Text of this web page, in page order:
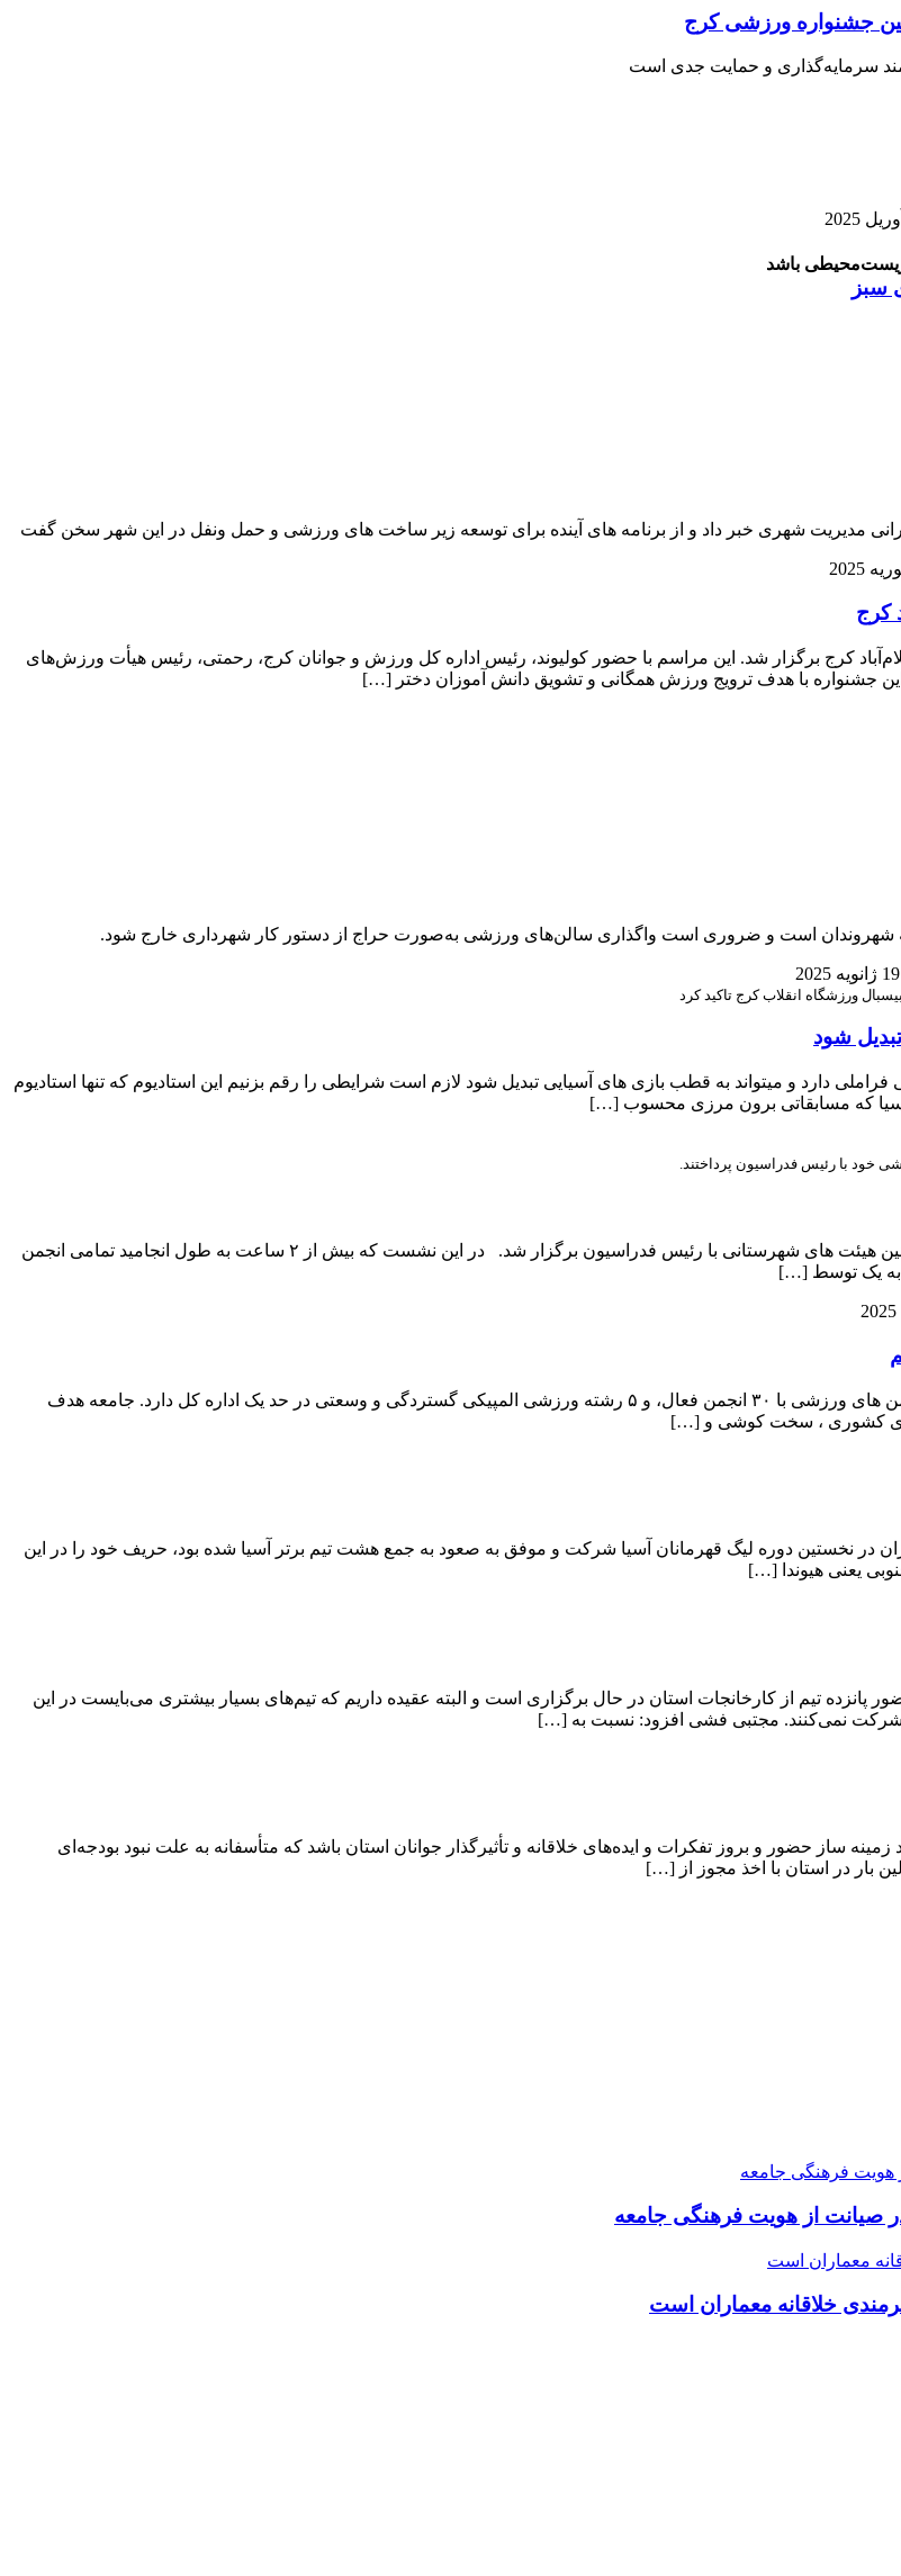
جشنواره ورزشی کرج
سرمایه‌گذاری و حمایت جدی است
زیست‌محیطی باشد
سبز
مدیریت شهری خبر داد و از برنامه های آینده برای توسعه زیر ساخت های ورزشی و حمل ونفل در این شهر سخن گفت
کرج
کرج برگزار شد. این مراسم با حضور کولیوند، رئیس اداره کل ورزش و جوانان کرج، رحمتی، رئیس هیأت ورزش‌های
جشنواره با هدف ترویج ورزش همگانی و تشویق دانش آموزان دختر […]
است و ضروری است واگذاری سالن‌های ورزشی به‌صورت حراج از دستور کار شهرداری خارج شود.
19 ژانویه 2025
ورزشگاه انقلاب کرج تاکید کرد
شود
دارد و میتواند به قطب بازی های آسیایی تبدیل شود لازم است شرایطی را رقم بزنیم این استادیوم که تنها استادیوم
آسیا که مسابقاتی برون مرزی محسوب […]
خود با رئیس فدراسیون پرداختند.
نشست مشترک روسا نایب رئیسان و دبیران انجمن های ورزشی استان البرز و همچنین هیئت های شهرستانی با رئیس فدراسیون برگزار شد. در این نشست که بیش از ۲ ساعت به طول انجامید تمامی انجمن
به یک توسط […]
حمیدرضا رضایی در گفتگو با خبرنگار پایگاه خبری جهان البرز مطرح کرد : هیات انجمن های ورزشی با ۳۰ انجمن فعال، و ۵ رشته ورزشی المپیکی گستردگی و وسعتی در حد یک اداره کل دارد. جامعه هدف
های کشوری ، سخت کوشی و […]
ایران در نخستین دوره لیگ قهرمانان آسیا شرکت و موفق به صعود به جمع هشت تیم برتر آسیا شده بود، حریف خود را در این
یعنی هیوندا […]
تیم از کارخانجات استان در حال برگزاری است و البته عقیده داریم که تیم‌های بسیار بیشتری می‌بایست در این
شرکت نمی‌کنند. مجتبی فشی افزود: نسبت به […]
ساز حضور و بروز تفکرات و ایده‌های خلاقانه و تأثیرگذار جوانان استان باشد که متأسفانه به علت نبود بودجه‌ای
بار در استان با اخذ مجوز از […]
صیانت از هویت فرهنگی جامعه
خلاقانه معماران است